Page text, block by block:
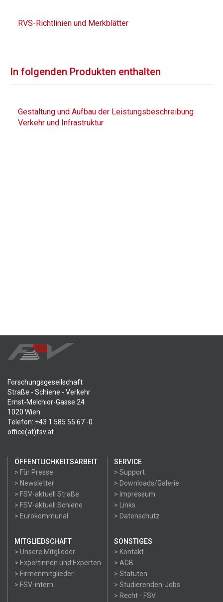
RVS-Richtlinien und Merkblätter
In folgenden Produkten enthalten
Gestaltung und Aufbau der Leistungsbeschreibung
Verkehr und Infrastruktur
Forschungsgesellschaft
Straße - Schiene - Verkehr
Ernst-Melchior-Gasse 24
1020 Wien
Telefon: +43 1 585 55 67 -0
office(at)fsv.at
ÖFFENTLICHKEITSARBEIT
> Für Presse
> Newsletter
> FSV-aktuell Straße
> FSV-aktuell Schiene
> Eurokommunal
SERVICE
> Support
> Downloads/Galerie
> Impressum
> Links
> Datenschutz
MITGLIEDSCHAFT
> Unsere Mitglieder
> Expertinnen und Experten
> Firmenmitglieder
> FSV-intern
SONSTIGES
> Kontakt
> AGB
> Statuten
> Studierenden-Jobs
> Recht - FSV